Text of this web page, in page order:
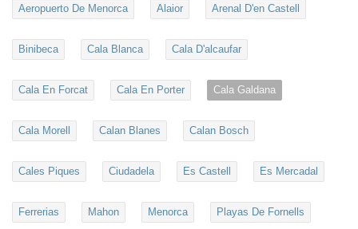
Aeropuerto De Menorca Alaior Arenal D'en Castell
Binibeca Cala Blanca Cala D'alcaufar
Cala En Forcat Cala En Porter Cala Galdana
Cala Morell Calan Blanes Calan Bosch
Cales Piques Ciudadela Es Castell Es Mercadal
Ferrerias Mahon Menorca Playas De Fornells